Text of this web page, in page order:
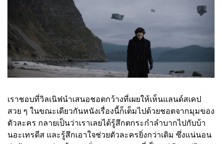
เราชอบที่วิลเนิฟนำเสนอชอตกว้างที่เผยให้เห็นแลนด์สเคป
สวย ๆ ในขณะเดียวกันหนังเรื่องนี้ก็เต็มไปด้วยชอตจากมุมของ
ตัวละคร กลายเป็นว่าเราเลยได้รู้สึกตกระกำลำบากไปกับบ้า
นอะเทรดีส และรู้สึกเอาใจช่วยตัวละครยิ่งกว่าเดิม ซึ่งแน่นอน